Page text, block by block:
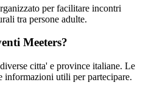
per facilitare incontri
tra persone adulte.
Meeters?
citta' e province italiane. Le
informazioni utili per partecipare.